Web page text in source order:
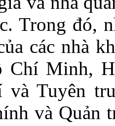
Trong đó,
các nhà
Chí Minh,
và Tuyên
và Quản